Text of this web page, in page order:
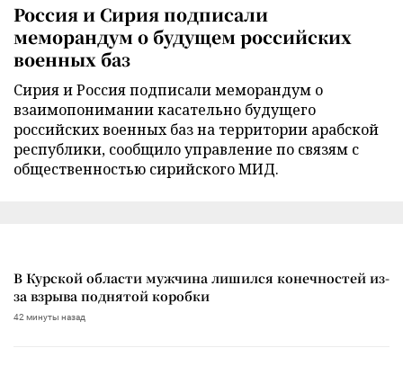
Россия и Сирия подписали
меморандум о будущем российских
военных баз
Сирия и Россия подписали меморандум о
взаимопонимании касательно будущего
российских военных баз на территории арабской
республики, сообщило управление по связям с
общественностью сирийского МИД.
В Курской области мужчина лишился конечностей из-
за взрыва поднятой коробки
42 минуты назад